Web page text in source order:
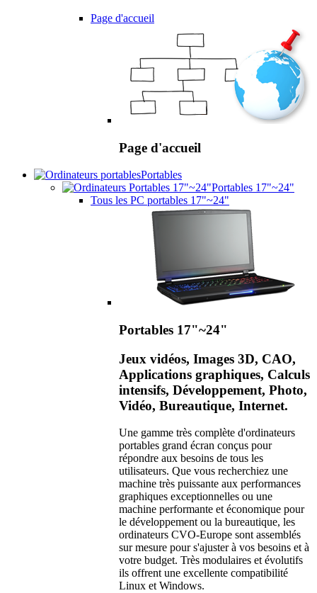
Page d'accueil
Page d'accueil
Portables
Portables 17"~24"
Tous les PC portables 17"~24"
Portables 17"~24"
Jeux vidéos, Images 3D, CAO,
Applications graphiques, Calculs
intensifs, Développement, Photo,
Vidéo, Bureautique, Internet.
Une gamme très complète d'ordinateurs
portables grand écran conçus pour
répondre aux besoins de tous les
utilisateurs. Que vous recherchiez une
machine très puissante aux performances
graphiques exceptionnelles ou une
machine performante et économique pour
le développement ou la bureautique, les
ordinateurs CVO-Europe sont assemblés
sur mesure pour s'ajuster à vos besoins et à
votre budget. Très modulaires et évolutifs
ils offrent une excellente compatibilité
Linux et Windows.